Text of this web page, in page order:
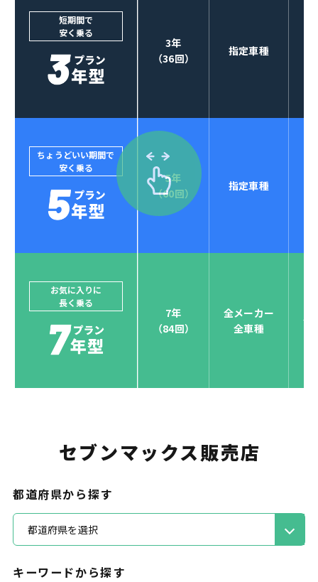
3
オプションも選べる！
POINT
4
セブンマックスなら
クレジットカード払い可能
ジョイカルジャパンでは、カーリース決済を国際5大カ
他にはないサービスがクレジットカード決済、賢くポ
イント運用も！
お支払いを一元管理！しかも
ポイント還元
短期間で
安く乗る
3年
（36回）
指定車種
ちょうどいい期間で
安く乗る
5年
（60回）
指定車種
お気に入りに
長く乗る
7年
（84回）
全メーカー
全車種
全
セブンマックス販売店
都道府県から探す
都道府県を選択
キーワードから探す